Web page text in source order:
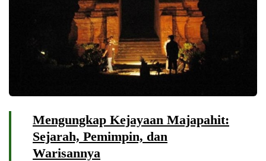
Mengungkap Kejayaan Majapahit:
Sejarah, Pemimpin, dan
Warisannya